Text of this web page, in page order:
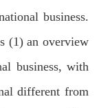
business.
(1) an overview
business, with
different from